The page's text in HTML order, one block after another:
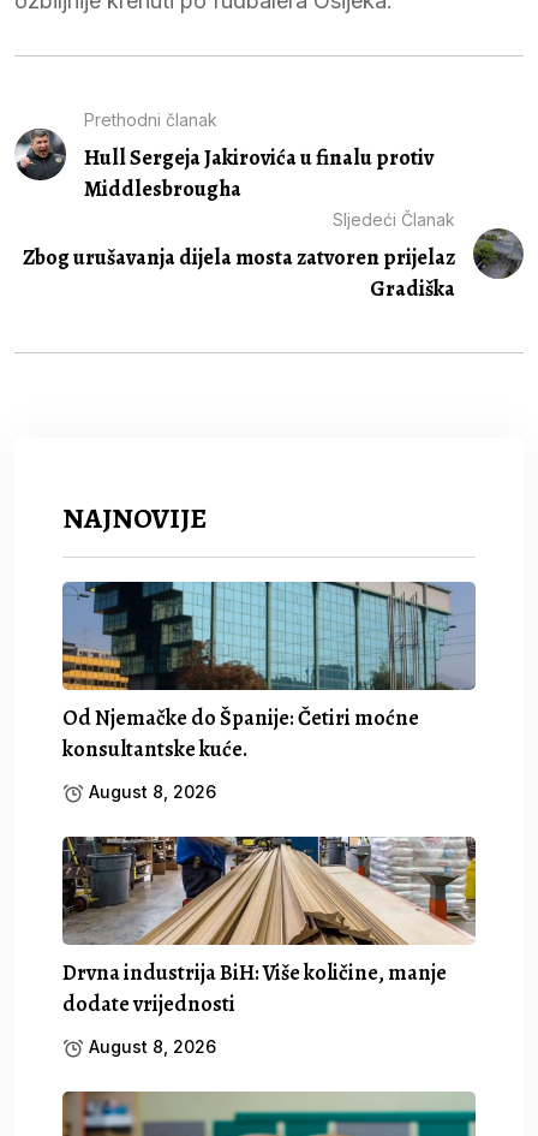
Prethodni članak
Hull Sergeja Jakirovića u finalu protiv
Middlesbrougha
Sljedeći Članak
Zbog urušavanja dijela mosta zatvoren prijelaz
Gradiška
NAJNOVIJE
Od Njemačke do Španije: Četiri moćne
konsultantske kuće.
August 8, 2026
Drvna industrija BiH: Više količine, manje
dodate vrijednosti
August 8, 2026